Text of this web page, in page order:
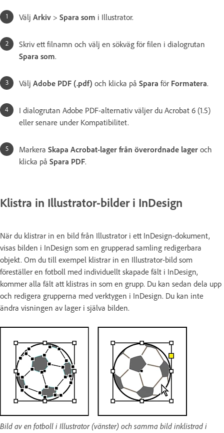
Välj Arkiv > Spara som i Illustrator.
Skriv ett filnamn och välj en sökväg för filen i dialogrutan
Spara som.
Välj Adobe PDF (.pdf) och klicka på Spara för Formatera.
I dialogrutan Adobe PDF-alternativ väljer du Acrobat 6 (1.5)
eller senare under Kompatibilitet.
Markera Skapa Acrobat-lager från överordnade lager och
klicka på Spara PDF.
Klistra in Illustrator-bilder i InDesign
När du klistrar in en bild från Illustrator i ett InDesign-dokument,
visas bilden i InDesign som en grupperad samling redigerbara
objekt. Om du till exempel klistrar in en Illustrator-bild som
föreställer en fotboll med individuellt skapade fält i InDesign,
kommer alla fält att klistras in som en grupp. Du kan sedan dela upp
och redigera grupperna med verktygen i InDesign. Du kan inte
ändra visningen av lager i själva bilden.
Bild av en fotboll i Illustrator (vänster) och samma bild inklistrad i